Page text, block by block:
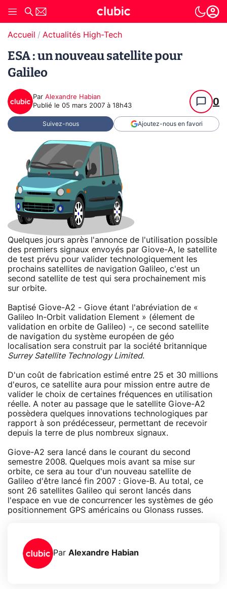
Accueil Actualités High-Tech
ESA : un nouveau satellite pour
Galileo
Par Alexandre Habian
Publié le 05 mars 2007 à 18h43 0
Suivez-nous Ajoutez-nous en favori
Quelques jours après l'annonce de l'utilisation possible
des premiers signaux envoyés par Giove-A, le satellite
de test prévu pour valider technologiquement les
prochains satellites de navigation Galileo, c'est un
second satellite de test qui sera prochainement mis
sur orbite.
Baptisé Giove-A2 - Giove étant l'abréviation de «
Galileo In-Orbit validation Element » (élement de
validation en orbite de Galileo) -, ce second satellite
de navigation du système européen de géo
localisation sera construit par la société britannique
Surrey Satellite Technology Limited.
D'un coût de fabrication estimé entre 25 et 30 millions
d'euros, ce satellite aura pour mission entre autre de
valider le choix de certaines fréquences en utilisation
réelle. A noter au passage que le satellite Giove-A2
possèdera quelques innovations technologiques par
rapport à son prédécesseur, permettant de recevoir
depuis la terre de plus nombreux signaux.
Giove-A2 sera lancé dans le courant du second
semestre 2008. Quelques mois avant sa mise sur
orbite, ce sera au tour d'un nouveau satellite de
Galileo d'être lancé fin 2007 : Giove-B. Au total, ce
sont 26 satellites Galileo qui seront lancés dans
l'espace en vue de concurrencer les systèmes de géo
positionnement GPS américains ou Glonass russes.
Par Alexandre Habian